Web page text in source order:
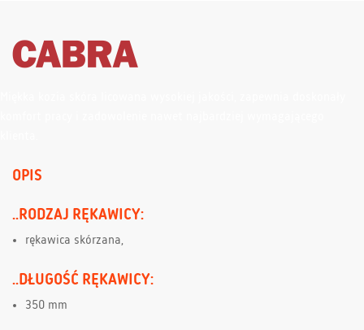
OPIS
..RODZAJ RĘKAWICY:
rękawica skórzana,
..DŁUGOŚĆ RĘKAWICY:
350 mm